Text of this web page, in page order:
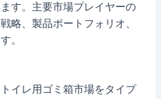
す。主要市場プレイヤーの
略、製品ポートフォリオ、
。
イレ用ゴミ箱市場をタイプ